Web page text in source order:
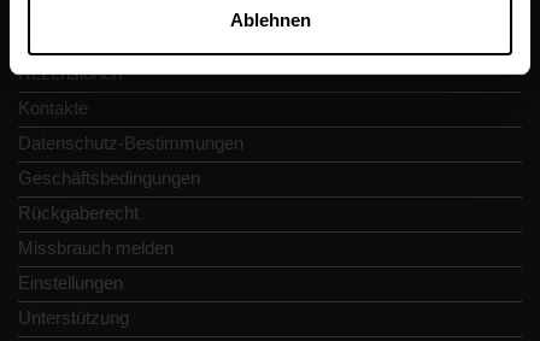
Ablehnen
Rezensionen
Kontakte
Datenschutz-Bestimmungen
Geschäftsbedingungen
Rückgaberecht
Missbrauch melden
Einstellungen
Unterstützung